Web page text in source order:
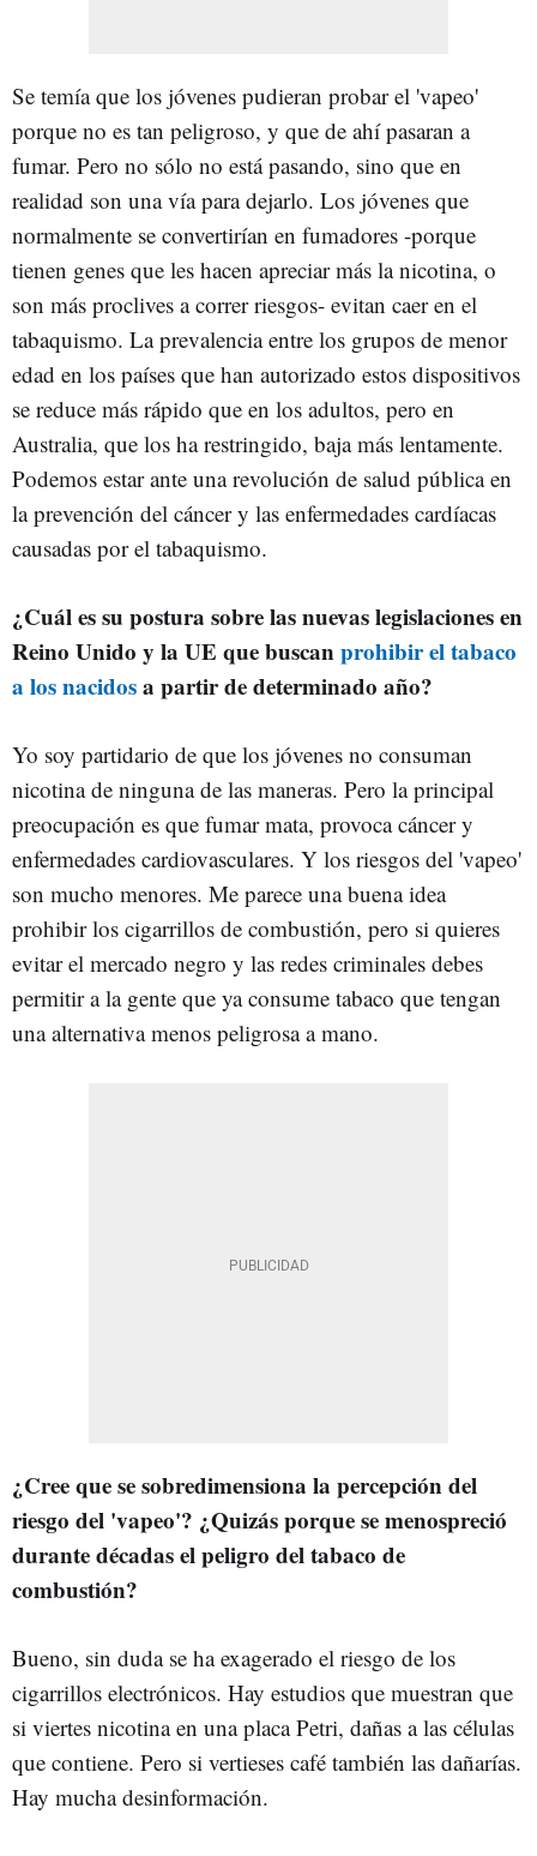
Se temía que los jóvenes pudieran probar el 'vapeo'
porque no es tan peligroso, y que de ahí pasaran a
fumar. Pero no sólo no está pasando, sino que en
realidad son una vía para dejarlo. Los jóvenes que
normalmente se convertirían en fumadores -porque
tienen genes que les hacen apreciar más la nicotina, o
son más proclives a correr riesgos- evitan caer en el
tabaquismo. La prevalencia entre los grupos de menor
edad en los países que han autorizado estos dispositivos
se reduce más rápido que en los adultos, pero en
Australia, que los ha restringido, baja más lentamente.
Podemos estar ante una revolución de salud pública en
la prevención del cáncer y las enfermedades cardíacas
causadas por el tabaquismo.
¿Cuál es su postura sobre las nuevas legislaciones en
Reino Unido y la UE que buscanprohibir el tabaco
a los nacidosa partir de determinado año?
Yo soy partidario de que los jóvenes no consuman
nicotina de ninguna de las maneras. Pero la principal
preocupación es que fumar mata, provoca cáncer y
enfermedades cardiovasculares. Y los riesgos del 'vapeo'
son mucho menores. Me parece una buena idea
prohibir los cigarrillos de combustión, pero si quieres
evitar el mercado negro y las redes criminales debes
permitir a la gente que ya consume tabaco que tengan
una alternativa menos peligrosa a mano.
¿Cree que se sobredimensiona la percepción del
riesgo del 'vapeo'? ¿Quizás porque se menospreció
durante décadas el peligro del tabaco de
combustión?
Bueno, sin duda se ha exagerado el riesgo de los
cigarrillos electrónicos. Hay estudios que muestran que
si viertes nicotina en una placa Petri, dañas a las células
que contiene. Pero si vertieses café también las dañarías.
Hay mucha desinformación.